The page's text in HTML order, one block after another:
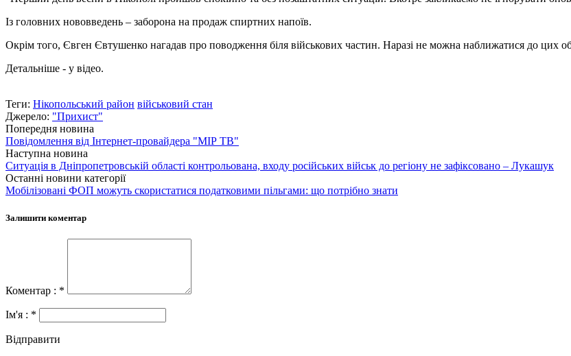
Із головних нововведень – заборона на продаж спиртних напоїв.
Окрім того, Євген Євтушенко нагадав про поводження біля військових частин. Наразі не можна наближатися до цих
Детальніше - у відео.
Теги: Нікопольський район військовий стан
Джерело: "Прихист"
Попередня новина
Повідомлення від Інтернет-провайдера "МІР ТВ"
Наступна новина
Ситуація в Дніпропетровській області контрольована, входу російських військ до регіону не зафіксовано – Лукашук
Останні новини категорії
Мобілізовані ФОП можуть скористатися податковими пільгами: що потрібно знати
Залишити коментар
Коментар : *
Ім'я : *
Відправити